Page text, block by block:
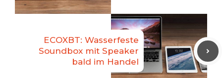
ECOXBT: Wasserfeste
Soundbox mit Speaker
bald im Handel